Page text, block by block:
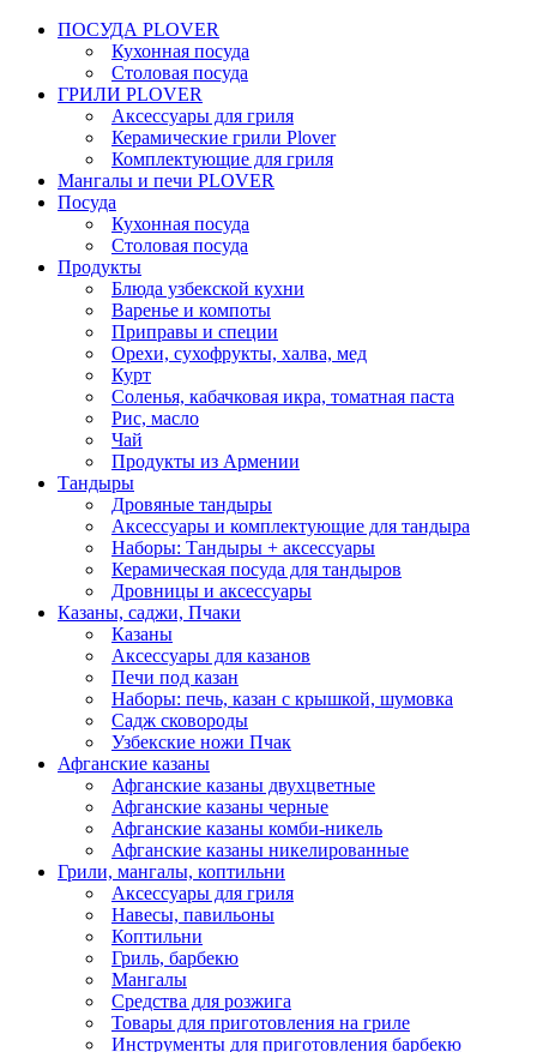
ПОСУДА PLOVER
Кухонная посуда
Столовая посуда
ГРИЛИ PLOVER
Аксессуары для гриля
Керамические грили Plover
Комплектующие для гриля
Мангалы и печи PLOVER
Посуда
Кухонная посуда
Столовая посуда
Продукты
Блюда узбекской кухни
Варенье и компоты
Приправы и специи
Орехи, сухофрукты, халва, мед
Курт
Соленья, кабачковая икра, томатная паста
Рис, масло
Чай
Продукты из Армении
Тандыры
Дровяные тандыры
Аксессуары и комплектующие для тандыра
Наборы: Тандыры + аксессуары
Керамическая посуда для тандыров
Дровницы и аксессуары
Казаны, саджи, Пчаки
Казаны
Аксессуары для казанов
Печи под казан
Наборы: печь, казан с крышкой, шумовка
Садж сковороды
Узбекские ножи Пчак
Афганские казаны
Афганские казаны двухцветные
Афганские казаны черные
Афганские казаны комби-никель
Афганские казаны никелированные
Грили, мангалы, коптильни
Аксессуары для гриля
Навесы, павильоны
Коптильни
Гриль, барбекю
Мангалы
Средства для розжига
Товары для приготовления на гриле
Инструменты для приготовления барбекю